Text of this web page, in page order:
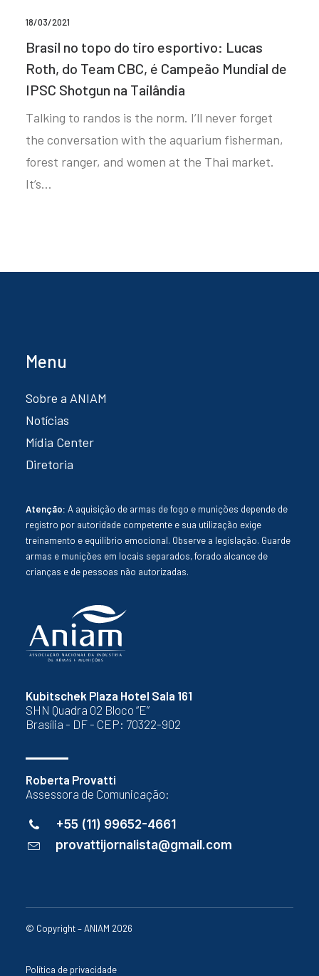
18/03/2021
Brasil no topo do tiro esportivo: Lucas
Roth, do Team CBC, é Campeão Mundial de
IPSC Shotgun na Tailândia
Talking to randos is the norm. I’ll never forget
the conversation with the aquarium fisherman,
forest ranger, and women at the Thai market.
It’s…
Kubitschek Plaza Hotel Sala 161
SHN Quadra 02 Bloco “E”
Brasília - DF - CEP: 70322-902
Roberta Provatti
Assessora de Comunicação:
+55 (11) 99652-4661
provattijornalista@gmail.com
Menu
Sobre a ANIAM
Notícias
Mídia Center
Diretoria
Atenção: A aquisição de armas de fogo e munições depende de
registro por autoridade competente e sua utilização exige
treinamento e equilíbrio emocional. Observe a legislação. Guarde
armas e munições em locais separados, forado alcance de
crianças e de pessoas não autorizadas.
© Copyright – ANIAM 2026
Política de privacidade